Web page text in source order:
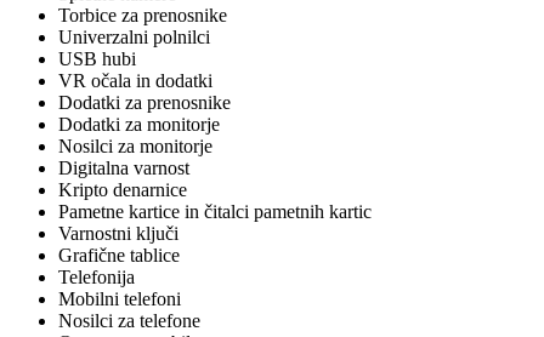
Torbice za prenosnike
Univerzalni polnilci
USB hubi
VR očala in dodatki
Dodatki za prenosnike
Dodatki za monitorje
Nosilci za monitorje
Digitalna varnost
Kripto denarnice
Pametne kartice in čitalci pametnih kartic
Varnostni ključi
Grafične tablice
Telefonija
Mobilni telefoni
Nosilci za telefone